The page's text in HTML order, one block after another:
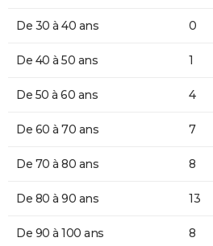
De 30 à 40 ans 0
De 40 à 50 ans 1
De 50 à 60 ans 4
De 60 à 70 ans 7
De 70 à 80 ans 8
De 80 à 90 ans 13
De 90 à 100 ans 8